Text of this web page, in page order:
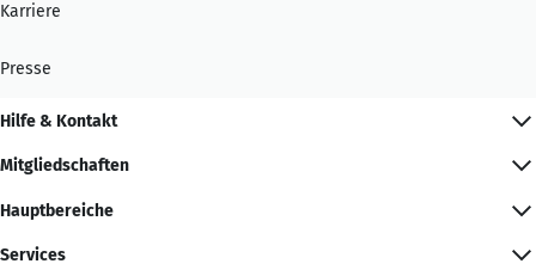
Karriere
Presse
Hilfe & Kontakt
Mitgliedschaften
Hauptbereiche
Services